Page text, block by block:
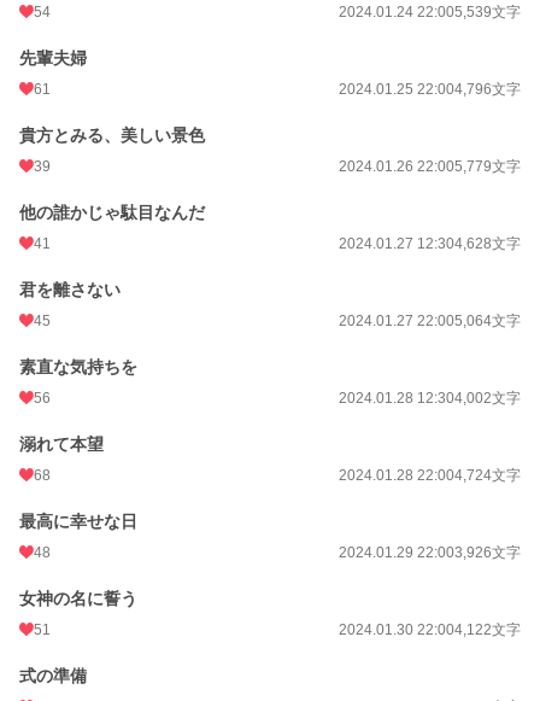
54 2024.01.24 22:005,539文字
先輩夫婦
61 2024.01.25 22:004,796文字
貴方とみる、美しい景色
39 2024.01.26 22:005,779文字
他の誰かじゃ駄目なんだ
41 2024.01.27 12:304,628文字
君を離さない
45 2024.01.27 22:005,064文字
素直な気持ちを
56 2024.01.28 12:304,002文字
溺れて本望
68 2024.01.28 22:004,724文字
最高に幸せな日
48 2024.01.29 22:003,926文字
女神の名に誓う
51 2024.01.30 22:004,122文字
式の準備